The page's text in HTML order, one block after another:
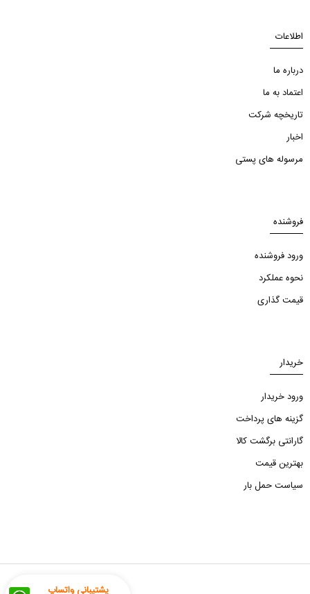
پشتیبانی واتساپ
اطلاعات
درباره ما
اعتماد به ما
تاریخچه شرکت
اخبار
مرسوله های پستی
فروشنده
ورود فروشنده
نحوه عملکرد
قیمت گذاری
خریدار
ورود خریدار
گزینه های پرداخت
گارانتی برگشت کالا
بهترین قیمت
سیاست حمل بار